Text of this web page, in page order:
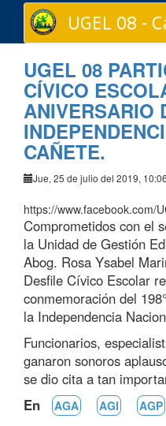
UGEL 08 -
UGEL 08
CÍVICO
ANIVERSARIO
CAÑETE.
Jue, 25 de julio del 2019,
https://www.facebook.com/
Comprometidos con el
la Unidad de Gestión
Abog. Rosa Ysabel
Desfile Cívico Escolar
conmemoración del
la Independencia
Funcionarios,
ganaron sonoros
se dio cita a tan
En
AGA AGI AGP